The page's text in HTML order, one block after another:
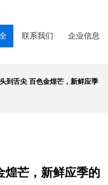
联系我们 企业信息
到舌尖 百色金煌芒，新鲜应季
煌芒，新鲜应季的